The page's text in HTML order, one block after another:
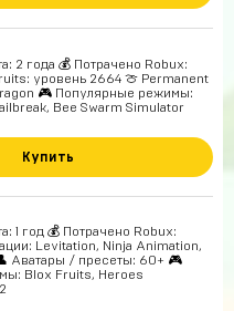
2 года 💰 Потрачено Robux:
уровень 2664 🍈 Permanent
🎮 Популярные режимы:
Bee Swarm Simulator
Купить
1 год 💰 Потрачено Robux:
Levitation, Ninja Animation,
Аватары / пресеты: 60+ 🎮
Blox Fruits, Heroes